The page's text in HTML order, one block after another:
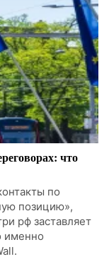
что
по
позицию»,
рф заставляет
именно